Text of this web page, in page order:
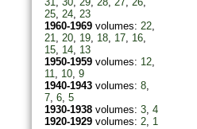
25, 24, 23
1960-1969volumes: 22,
21, 20, 19, 18, 17, 16,
15, 14, 13
1950-1959volumes: 12,
11, 10, 9
1940-1943volumes: 8,
7, 6, 5
1930-1938volumes: 3, 4
1920-1929volumes: 2, 1